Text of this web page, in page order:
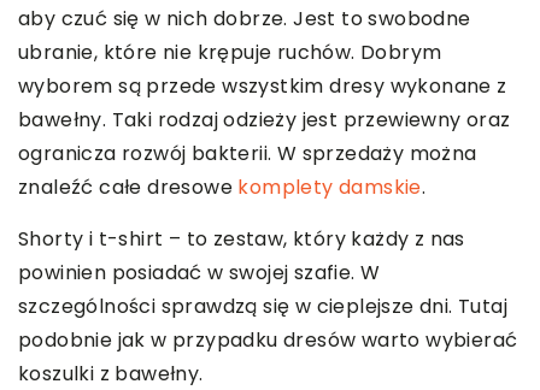
aby czuć się w nich dobrze. Jest to swobodne
ubranie, które nie krępuje ruchów. Dobrym
wyborem są przede wszystkim dresy wykonane z
bawełny. Taki rodzaj odzieży jest przewiewny oraz
ogranicza rozwój bakterii. W sprzedaży można
znaleźć całe dresowe komplety damskie.
Shorty i t-shirt – to zestaw, który każdy z nas
powinien posiadać w swojej szafie. W
szczególności sprawdzą się w cieplejsze dni. Tutaj
podobnie jak w przypadku dresów warto wybierać
koszulki z bawełny.